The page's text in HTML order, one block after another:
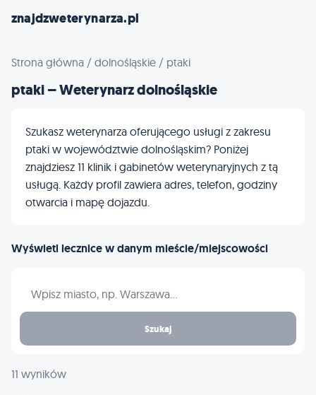
znajdzweterynarza.pl
Strona główna / dolnośląskie / ptaki
ptaki – Weterynarz dolnośląskie
Szukasz weterynarza oferującego usługi z zakresu
ptaki w województwie dolnośląskim? Poniżej
znajdziesz 11 klinik i gabinetów weterynaryjnych z tą
usługą. Każdy profil zawiera adres, telefon, godziny
otwarcia i mapę dojazdu.
Wyświetl lecznice w danym mieście/miejscowości
Szukaj
11 wyników